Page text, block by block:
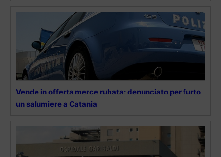
Vende in offerta merce rubata: denunciato per furto
un salumiere a Catania